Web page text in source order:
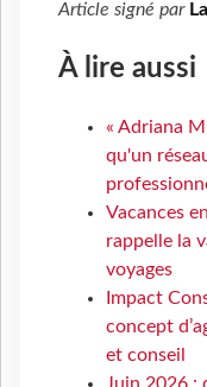
Article signé par
À lire aussi
« Adriana
qu'un
Vacances
rappelle la
voyages
Impact
concept
et conseil